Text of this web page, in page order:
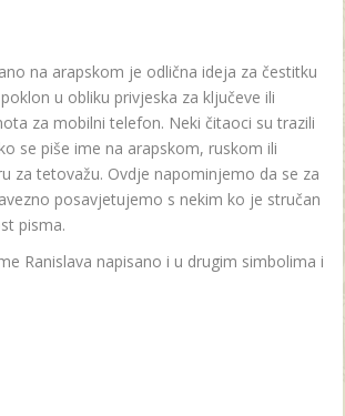
na arapskom je odlična ideja za čestitku
u obliku privjeska za ključeve ili
za mobilni telefon. Neki čitaoci su trazili
se piše ime na arapskom, ruskom ili
za tetovažu. Ovdje napominjemo da se za
posavjetujemo s nekim ko je stručan
pisma.
Ranislava napisano i u drugim simbolima i